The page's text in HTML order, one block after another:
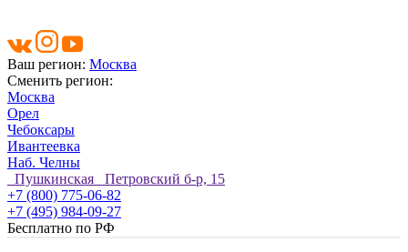
Ваш регион: Москва
Сменить регион:
Москва
Орел
Чебоксары
Ивантеевка
Наб. Челны
Пушкинская Петровский б-р, 15
+7 (800) 775-06-82
+7 (495) 984-09-27
Бесплатно по РФ